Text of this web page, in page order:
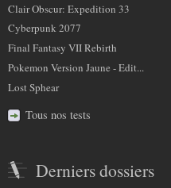
Clair Obscur: Expedition 33
Cyberpunk 2077
Final Fantasy VII Rebirth
Pokemon Version Jaune - Edit...
Lost Sphear
Tous nos tests
Derniers dossiers